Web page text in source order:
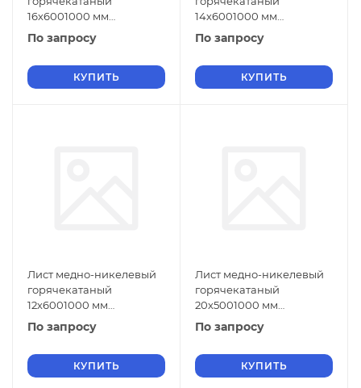
16х6001000 мм
МНЖМц30-1-1 ГОСТ 5063-
По запросу
КУПИТЬ
14х6001000 мм
МНЖМц30-1-1 ГОСТ 5063-
По запросу
КУПИТЬ
Лист медно-никелевый
горячекатаный
12х6001000 мм
МНЖМц30-1-1 ГОСТ 5063-
По запросу
КУПИТЬ
Лист медно-никелевый
горячекатаный
20х5001000 мм
МНЖМц30-1-1 ГОСТ 5063-
По запросу
КУПИТЬ